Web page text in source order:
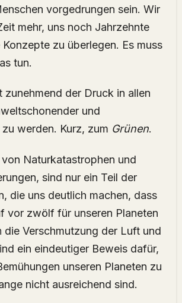
vorgedrungen sein. Wir
mehr, uns noch Jahrzehnte
zu überlegen. Es muss
tun.
zunehmend der Druck in allen
und
werden. Kurz, zum Grünen.
von Naturkatastrophen und
sind nur ein Teil der
die uns deutlich machen, dass
vor zwölf für unseren Planeten
die Verschmutzung der Luft und
ein eindeutiger Beweis dafür,
unseren Planeten zu
nicht ausreichend sind.